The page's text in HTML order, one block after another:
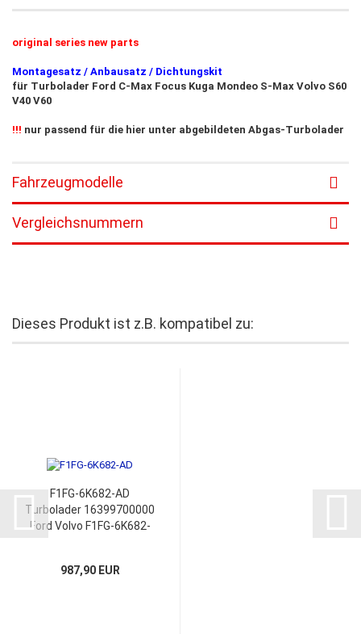
original series new parts
Montagesatz / Anbausatz / Dichtungskit
für Turbolader Ford C-Max Focus Kuga Mondeo S-Max Volvo S60
V40 V60
!!! nur passend für die hier unter abgebildeten Abgas-Turbolader
Fahrzeugmodelle
Vergleichsnummern
Dieses Produkt ist z.B. kompatibel zu:
F1FG-6K682-AD
Turbolader 16399700000
Ford Volvo F1FG-6K682-
987,90 EUR